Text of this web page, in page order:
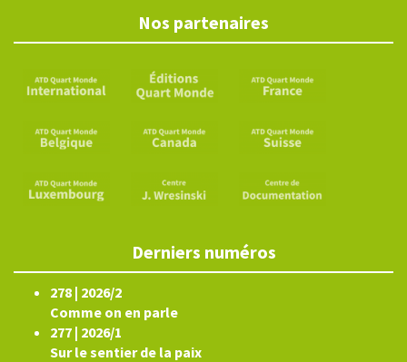
Nos partenaires
Derniers numéros
278 | 2026/2
Comme on en parle
277 | 2026/1
Sur le sentier de la paix